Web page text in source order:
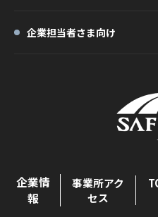
企業担当者さま向け
企業情
報
事業所アク
セス